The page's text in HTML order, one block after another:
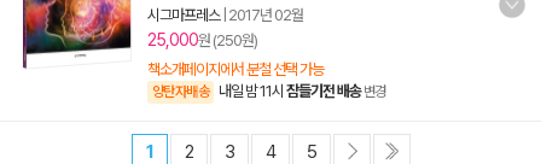
시그마프레스| 2017년 02월
25,000원 (250원)
책소개페이지에서 분철 선택 가능
양탄자배송 내일 밤 11시 잠들기전 배송 변경
1 2 3 4 5